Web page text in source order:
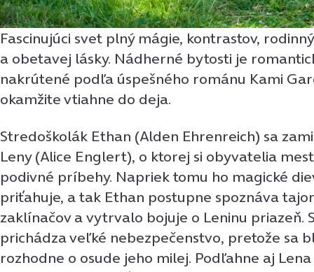
Fascinujúci svet plný mágie, kontrastov,
a obetavej lásky. Nádherné bytosti je
nakrútené podľa úspešného románu Kami
okamžite vtiahne do deja.
Stredoškolák Ethan (Alden Ehrenreich) sa
Leny (Alice Englert), o ktorej si obyvatelia
podivné príbehy. Napriek tomu ho magické
priťahuje, a tak Ethan postupne spoznáva
zaklínačov a vytrvalo bojuje o Leninu priazeň.
prichádza veľké nebezpečenstvo, pretože sa
rozhodne o osude jeho milej. Podľahne aj